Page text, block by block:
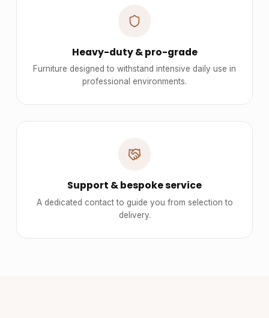
Heavy-duty & pro-grade
Furniture designed to withstand intensive daily use in
professional environments.
Support & bespoke service
A dedicated contact to guide you from selection to
delivery.